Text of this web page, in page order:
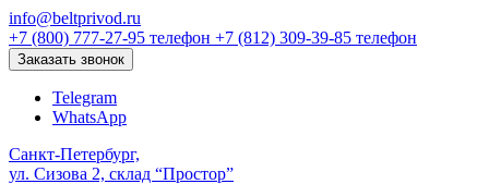
info@beltprivod.ru
+7 (800) 777-27-95 телефон +7 (812) 309-39-85 телефон
Заказать звонок
Telegram
WhatsApp
Санкт-Петербург,
ул. Сизова 2, склад “Простор”